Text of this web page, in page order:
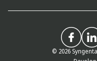
© 2026